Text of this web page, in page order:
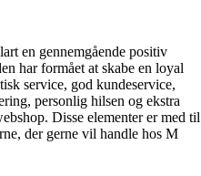
en gennemgående positiv
har formået at skabe en loyal
service, god kundeservice,
personlig hilsen og ekstra
Disse elementer er med til
der gerne vil handle hos M